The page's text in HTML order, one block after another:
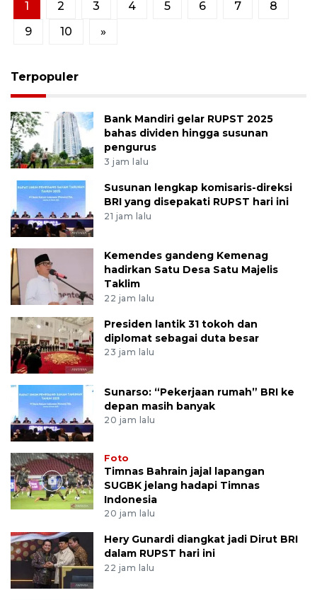
1 2 3 4 5 6 7
8
9
10 »
Terpopuler
Bank Mandiri gelar RUPST 2025
bahas dividen hingga susunan
pengurus
3 jam lalu
Susunan lengkap komisaris-direksi
BRI yang disepakati RUPST hari ini
21 jam lalu
Kemendes gandeng Kemenag
hadirkan Satu Desa Satu Majelis
Taklim
22 jam lalu
Presiden lantik 31 tokoh dan
diplomat sebagai duta besar
23 jam lalu
Sunarso: “Pekerjaan rumah” BRI ke
depan masih banyak
20 jam lalu
Foto
Timnas Bahrain jajal lapangan
SUGBK jelang hadapi Timnas
Indonesia
20 jam lalu
Hery Gunardi diangkat jadi Dirut BRI
dalam RUPST hari ini
22 jam lalu